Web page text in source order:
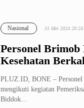
Personel
Kesehatan
Nasional 31 Mei 2024 20:24
PLUZ.ID, BONE – Personel
mengikuti kegiatan
Biddok...